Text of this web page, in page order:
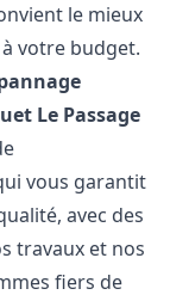
le mieux
votre budget.
Le Passage
vous garantit
avec des
travaux et nos
fiers de